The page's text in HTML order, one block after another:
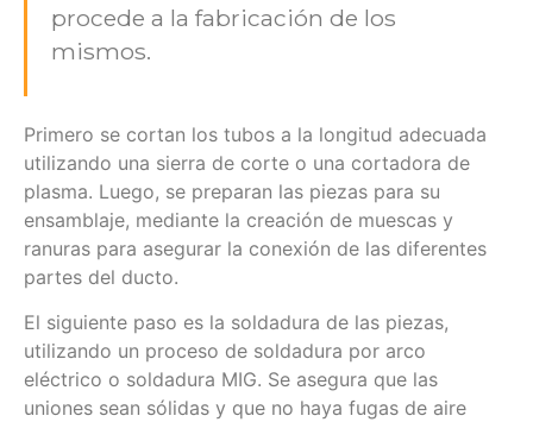
procede a la fabricación de los
mismos.
Primero se cortan los tubos a la longitud adecuada
utilizando una sierra de corte o una cortadora de
plasma. Luego, se preparan las piezas para su
ensamblaje, mediante la creación de muescas y
ranuras para asegurar la conexión de las diferentes
partes del ducto.
El siguiente paso es la soldadura de las piezas,
utilizando un proceso de soldadura por arco
eléctrico o soldadura MIG. Se asegura que las
uniones sean sólidas y que no haya fugas de aire